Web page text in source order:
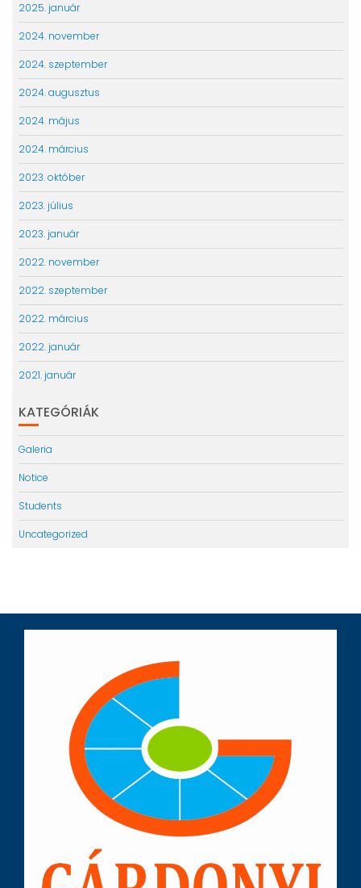
2025. január
2024. november
2024. szeptember
2024. augusztus
2024. május
2024. március
2023. október
2023. július
2023. január
2022. november
2022. szeptember
2022. március
2022. január
2021. január
KATEGÓRIÁK
Galeria
Notice
Students
Uncategorized